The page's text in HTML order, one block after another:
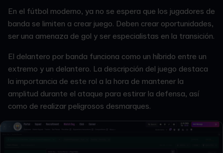
En el fútbol moderno, ya no se espera que los jugadores de
banda se limiten a crear juego. Deben crear oportunidades,
ser una amenaza de gol y ser especialistas en la transición.
El delantero por banda funciona como un híbrido entre un
extremo y un delantero. La descripción del juego destaca
la importancia de este rol a la hora de mantener la
amplitud durante el ataque para estirar la defensa, así
como de realizar peligrosos desmarques.